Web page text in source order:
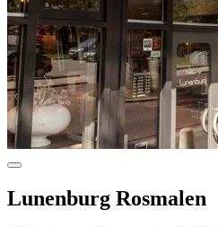
Lunenburg Rosmalen